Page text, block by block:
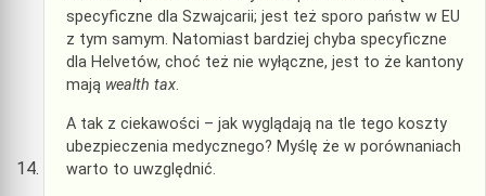
specyficzne dla Szwajcarii; jest też sporo państw w EU
z tym samym. Natomiast bardziej chyba specyficzne
dla Helvetów, choć też nie wyłączne, jest to że kantony
mają wealth tax.
A tak z ciekawości – jak wyglądają na tle tego koszty
ubezpieczenia medycznego? Myślę że w porównaniach
warto to uwzględnić.